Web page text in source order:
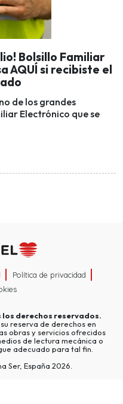
Bolsillo Familiar
AQUÍ si recibiste el
de los grandes
Electrónico que se
Política de privacidad
los derechos reservados.
su reserva de derechos en
obras y servicios ofrecidos
de lectura mecánica o
adecuado para tal fin.
Ser, España 2026.